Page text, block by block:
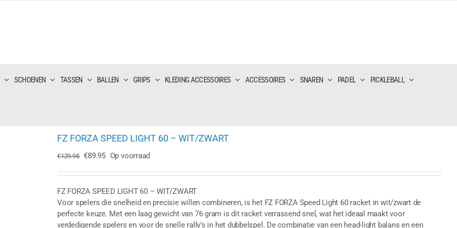
SCHOENEN TASSEN BALLEN GRIPS KLEDING ACCESSOIRES ACCESSOIRES SNAREN PADEL PICKLEBALL
FZ FORZA SPEED LIGHT 60 – WIT/ZWART
€129.95 Oorspronkelijke
was:
€129.95.
€89.95Huidige
is:
€89.95.
Op voorraad
FZ FORZA SPEED LIGHT 60 – WIT/ZWART
Voor spelers die snelheid en precisie willen combineren, is het FZ FORZA Speed Light 60 racket in wit/zwart de
perfecte keuze. Met een laag gewicht van 76 gram is dit racket verrassend snel, wat het ideaal maakt voor
verdedigende spelers en voor de snelle rally’s in het dubbelspel. De combinatie van een head-light balans en een